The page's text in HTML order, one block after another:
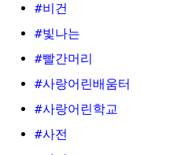
#비건
#빛나는
#빨간머리
#사랑어린배움터
#사랑어린학교
#사전